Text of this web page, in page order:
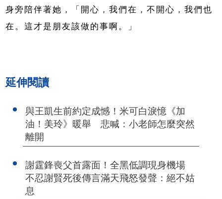
身旁陪伴著她，「開心，我們在，不開心，我們也
在。這才是朋友該做的事啊。」
延伸閱讀
與王凱生前約定成憾！米可白淚憶《加
油！美玲》暖舉 悲喊：小老師怎麼突然
離開
謝霆鋒喪父首露面！全黑低調現身機場
不忍謝賢死後傳言滿天飛怒發聲：絕不姑
息